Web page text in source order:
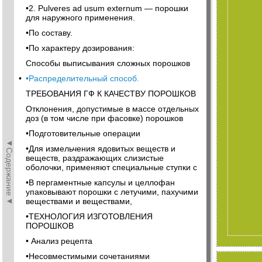
◄Содержание◄
•2. Рulveres ad usum externum — порошки
для наружного применения.
•По составу.
•По характеру дозирования:
Способы выписывания сложных порошков
• •Распределительный способ.
ТРЕБОВАНИЯ ГФ К КАЧЕСТВУ ПОРОШКОВ
Отклонения, допустимые в массе отдельных
доз (в том числе при фасовке) порошков
•Подготовительные операции
•Для измельчения ядовитых веществ и
веществ, раздражающих слизистые
оболочки, применяют специальные ступки с
•В пергаментные капсулы и целлофан
упаковывают порошки с летучими, пахучими
веществами и веществами,
•ТЕХНОЛОГИЯ ИЗГОТОВЛЕНИЯ
ПОРОШКОВ
• Анализ рецепта
•Несовместимыми сочетаниями